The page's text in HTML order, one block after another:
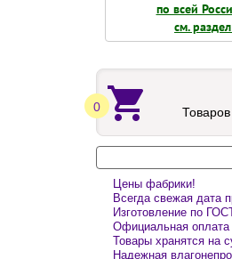
по всей
см.
0
Цены фабрики!
Всегда свежая дата
Изготовление по
Официальная
Товары хранятся на
Надежная